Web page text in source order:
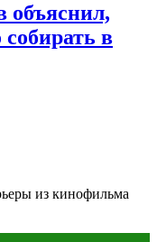
объяснил,
в
из кинофильма